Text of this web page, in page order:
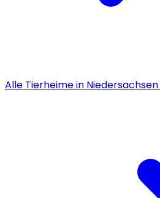
Alle Tierheimein Niedersachsen